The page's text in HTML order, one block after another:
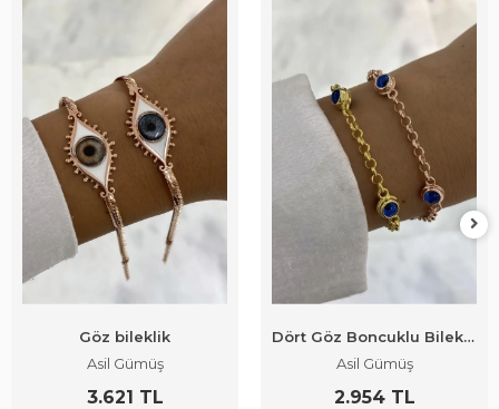
Göz bileklik
Asil Gümüş
3.621 TL
Dört Göz Boncuklu Bileklik
Asil Gümüş
2.954 TL